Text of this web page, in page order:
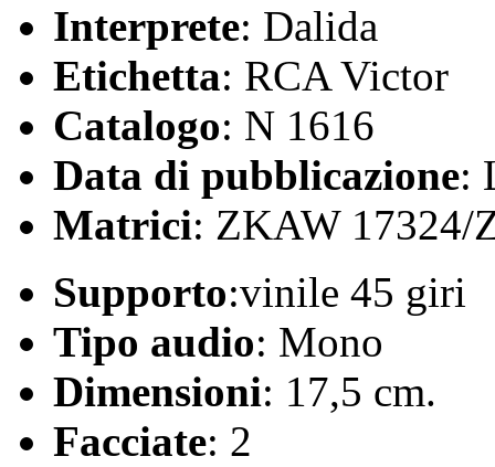
Interprete: Dalida
Etichetta: RCA Victor
Catalogo: N 1616
Data di pubblicazione:
Matrici: ZKAW 17324/
Supporto:vinile 45 giri
Tipo audio: Mono
Dimensioni: 17,5 cm.
Facciate: 2